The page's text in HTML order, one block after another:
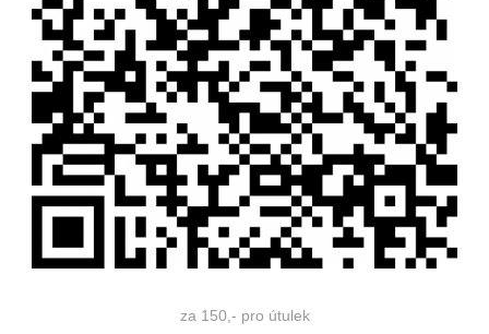
za 150,- pro útulek